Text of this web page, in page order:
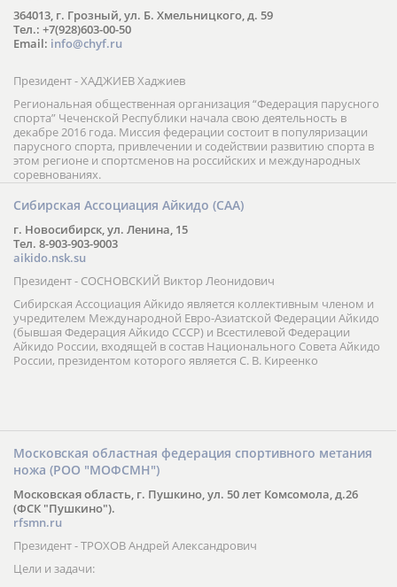
364013, г. Грозный, ул. Б. Хмельницкого, д. 59
Тел.: +7(928)603-00-50
Email: info@chyf.ru
Президент - ХАДЖИЕВ Хаджиев
Региональная общественная организация “Федерация парусного
спорта” Чеченской Республики начала свою деятельность в
декабре 2016 года. Миссия федерации состоит в популяризации
парусного спорта, привлечении и содействии развитию спорта в
этом регионе и спортсменов на российских и международных
соревнованиях.
Сибирская Ассоциация Айкидо (САА)
г. Новосибирск, ул. Ленина, 15
Тел. 8-903-903-9003
aikido.nsk.su
Президент - СОСНОВСКИЙ Виктор Леонидович
Сибирская Ассоциация Айкидо является коллективным членом и
учредителем Международной Евро-Азиатской Федерации Айкидо
(бывшая Федерация Айкидо СССР) и Всестилевой Федерации
Айкидо России, входящей в состав Национального Совета Айкидо
России, президентом которого является С. В. Киреенко
Московская областная федерация спортивного метания
ножа (РОО "МОФСМН")
Московская область, г. Пушкино, ул. 50 лет Комсомола, д.26
(ФСК "Пушкино").
rfsmn.ru
Президент - ТРОХОВ Андрей Александрович
Цели и задачи: